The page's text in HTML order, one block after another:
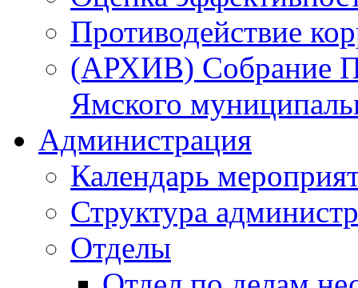
Противодействие
(АРХИВ) Собрание
Ямского
Администрация
Календарь
Структура
Отделы